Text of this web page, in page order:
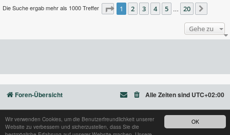
OK
Wir verwenden Cookies, um die Benutzerfreundlichkeit unserer
Website zu verbessern und sicherzustellen, dass Sie die
Die Suche ergab mehr als 1000 Treffer Seite1 von 20
1 2 3 4 5 … 20
Gehe zu
Foren-Übersicht Alle Zeiten sind UTC+02:00
Powered byphpBB® Forum Software © phpBB Limited